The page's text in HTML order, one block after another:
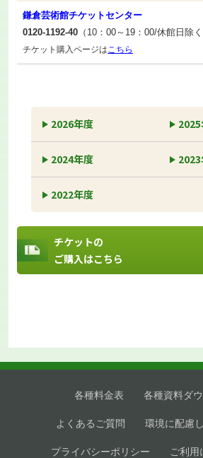
2026年度
2024年度
2022年度
チケットの
ご購入はこちら
鎌倉芸術館チケットセンター
0120-1192-40 （10：00～19：00/休館日除く
チケット購入ページは こちら
各種料金表 各種資料ダ
よくあるご質問 環境に配慮
プライバシーポリシー ご利用